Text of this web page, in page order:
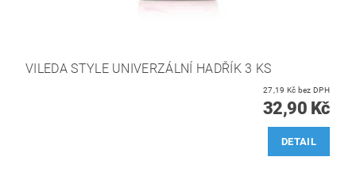
VILEDA STYLE UNIVERZÁLNÍ HADŘÍK 3 KS
27,19 Kč bez DPH
32,90 Kč
DETAIL